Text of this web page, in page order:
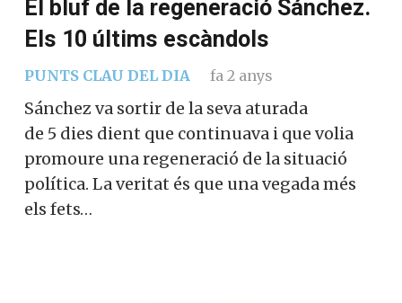
El bluf de la regeneració Sánchez.
Els 10 últims escàndols
PUNTS CLAU DEL DIA fa 2 anys
Sánchez va sortir de la seva aturada
de 5 dies dient que continuava i que volia
promoure una regeneració de la situació
política. La veritat és que una vegada més
els fets…